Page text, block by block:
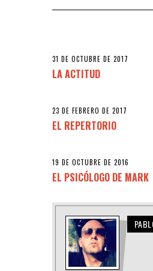
31 DE OCTUBRE DE 2017
LA ACTITUD
23 DE FEBRERO DE 2017
EL REPERTORIO
19 DE OCTUBRE DE 2016
EL PSICÓLOGO DE MARK